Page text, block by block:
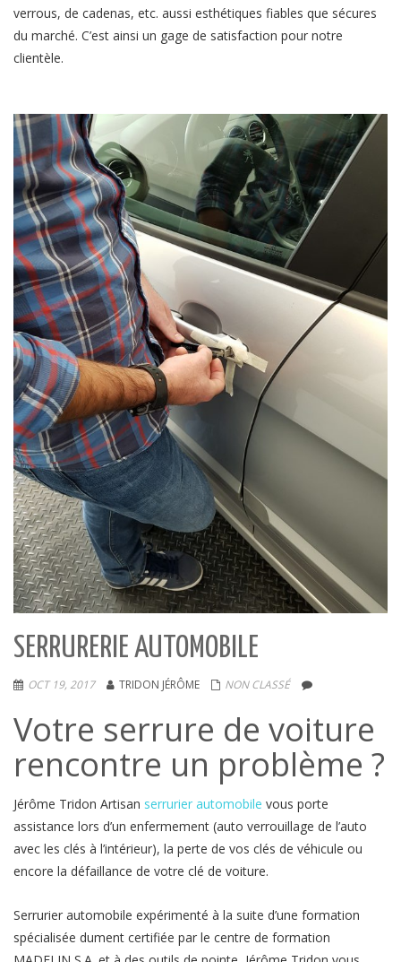
verrous, de cadenas, etc. aussi esthétiques fiables que sécures
du marché. C’est ainsi un gage de satisfaction pour notre
clientèle.
SERRURERIE AUTOMOBILE
OCT 19, 2017 TRIDON JÉRÔME NON CLASSÉ
Votre serrure de voiture
rencontre un problème ?
Jérôme Tridon Artisan serrurier automobile vous porte
assistance lors d’un enfermement (auto verrouillage de l’auto
avec les clés à l’intérieur), la perte de vos clés de véhicule ou
encore la défaillance de votre clé de voiture.
Serrurier automobile expérimenté à la suite d’une formation
spécialisée dument certifiée par le centre de formation